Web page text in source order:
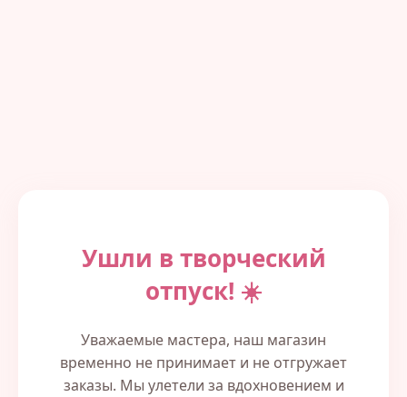
Ушли в творческий
отпуск! ☀️
Уважаемые мастера, наш магазин
временно не принимает и не отгружает
заказы. Мы улетели за вдохновением и